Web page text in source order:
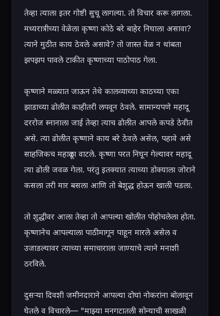
तेव्हा त्याला इतर गोष्टी सुचू लागल्या. तो विचार करू लागला.
मध्यरात्रीच्या वेळेला कृष्णा कोठे बरे बाहेर निघाला असावा?
त्याने मुठीत काय ठेवले असावे? तो जास्त वेळ न थांबता
झपझप पावले टाकीत कृष्णाच्या पाठोपाठ गेला.
कृष्णाने मळ्यात जाऊन तेथे कालव्याच्या काठच्या एका
झाडाच्या ढोलीत काहीतरी लपवून ठेवले. सामान्यपणे महादू
दररोज स्नानाला जाई तेव्हा त्याच ढोलीत आपले कपडे ठेवीत
असे. त्या ढोलीत कृष्णाने काय बरे ठेवले असेल, पहावे असे
साहजिकच महादूला वाटले. कृष्णा परत निघून गेल्यावर महादू
त्या ढोली जवळ गेला. परंतु इतक्यात त्याच्या डोक्याला जोराने
कसला तरी मार बसला आणि तो बेशुद्ध होऊन खाली पडला.
तो शुद्धीवर आला तेव्हा तो आपल्या खोलीत पोहोचलेला होता.
कृष्णानेच आपल्याला पाठीमागून पाहून मारले असेल व
उजाडल्यावर त्याच्या समाचाराला जाण्याचे त्याने मनाशी
ठरविले.
दुसऱ्या दिवशी जमीनदाराने आपल्या दोघां नोकरांना बोलावून
घेतले व विचारले— "माझ्या मनगटातली सोन्याची साखळी